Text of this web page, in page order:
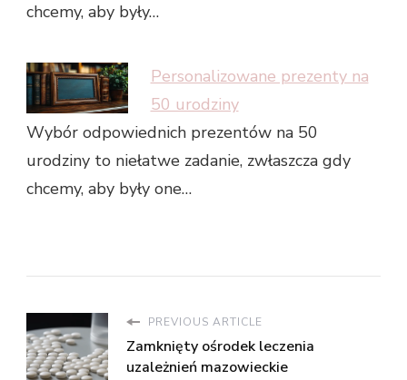
chcemy, aby były…
Personalizowane prezenty na
50 urodziny
Wybór odpowiednich prezentów na 50
urodziny to niełatwe zadanie, zwłaszcza gdy
chcemy, aby były one…
PREVIOUS ARTICLE
Zamknięty ośrodek leczenia
uzależnień mazowieckie